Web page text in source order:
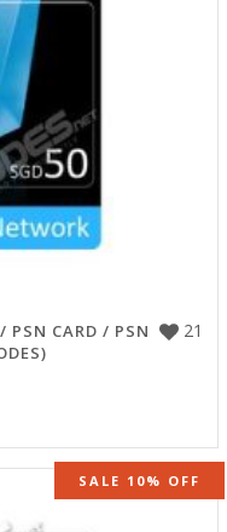
21
PSN CARD / PSN
SALE 10% OFF